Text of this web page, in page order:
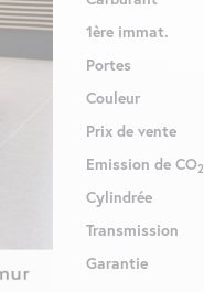
1ère immat.
Portes
Couleur
Prix de vente
Emission de CO2
Cylindrée
Transmission
Garantie